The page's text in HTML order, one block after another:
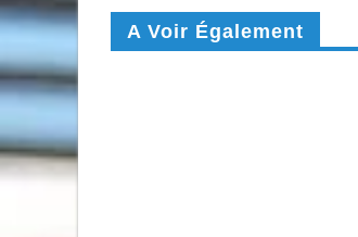
A Voir Également